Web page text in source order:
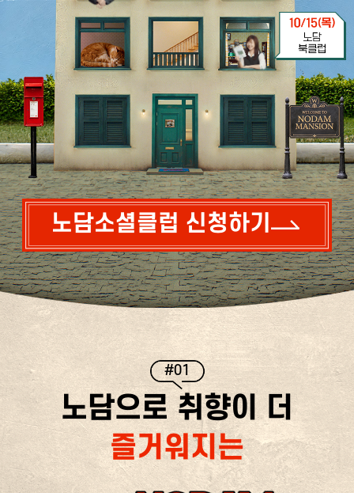
노담소셜클럽 신청하기
#01
노담으로 취향이 더
즐거워지는